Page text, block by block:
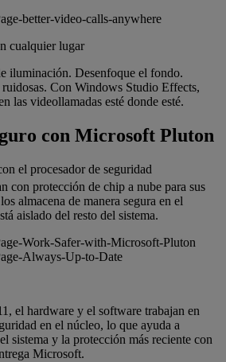
cualquier lugar
iluminación. Desenfoque el fondo.
Con Windows Studio Effects,
las videollamadas esté donde esté.
con Microsoft Pluton
el procesador de seguridad
con protección de chip a nube para sus
almacena de manera segura en el
aislado del resto del sistema.
el hardware y el software trabajan en
en el núcleo, lo que ayuda a
sistema y la protección más reciente con
Microsoft.